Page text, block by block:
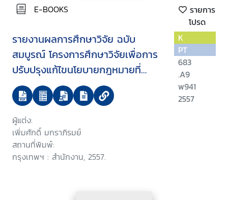
E-BOOKS
รายการ
โปรด
รายงานผลการศึกษาวิจัย ฉบับ
สมบูรณ์ โครงการศึกษาวิจัยเพื่อการ
ปรับปรุงแก้ไขนโยบายกฎหมายที่
ละเมิดสิทธิมนุษยชนด้านที่ดินและป่า
ผู้แต่ง:
เพิ่มศักดิ์ มกราภิรมย์
สถานที่พิมพ์:
กรุงเทพฯ : สำนักงาน, 2557.
K
PT
683
.A9
พ941
2557